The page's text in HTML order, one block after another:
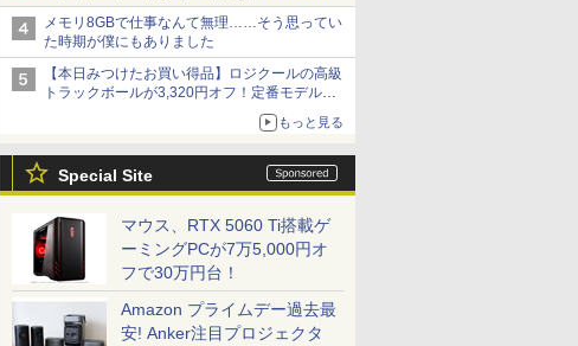
台接続対応
メモリ8GBで仕事なんて無理……そう思ってい
た時期が僕にもありました
【本日みつけたお買い得品】ロジクールの高級
トラックボールが3,320円オフ！定番モデルも
もっと見る
Special Site
マウス、RTX 5060 Ti搭載ゲ
ーミングPCが7万5,000円オ
フで30万円台！
Amazon プライムデー過去最
安! Anker注目プロジェクタ